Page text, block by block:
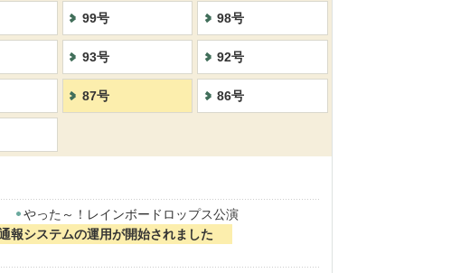
99号 98号
93号 92号
87号 86号
やった～！レインボードロップス公演
報システムの運用が開始されました